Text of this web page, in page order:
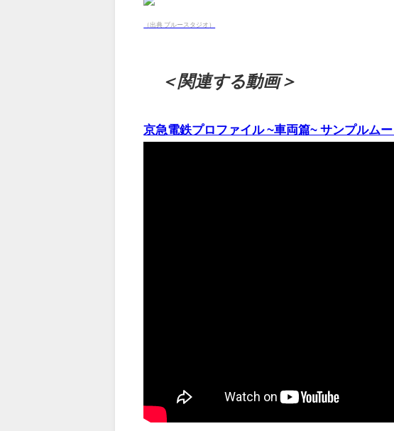
（出典 ブルースタジオ）
＜関連する動画＞
京急電鉄プロファイル ~車両篇~ サンプルム